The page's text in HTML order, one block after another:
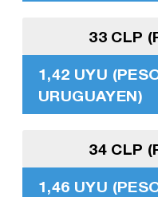
33 CLP
1,42 UYU
URUGUAYEN)
34 CLP
1,46 UYU